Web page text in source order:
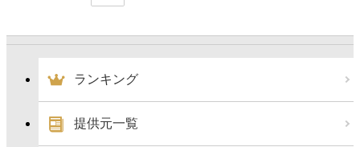
ランキング
提供元一覧